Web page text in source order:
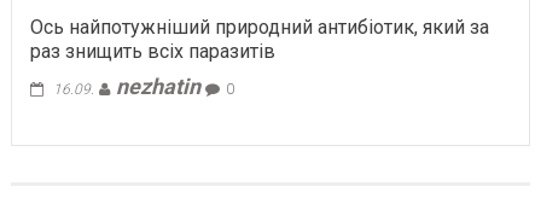
Ось найпотужніший природний антибіотик, який за
раз знищить всіх паразитів
16.09. nezhatin 0